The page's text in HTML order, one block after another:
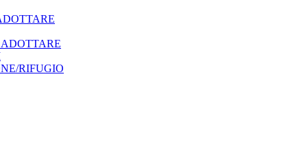
RIFUGIO